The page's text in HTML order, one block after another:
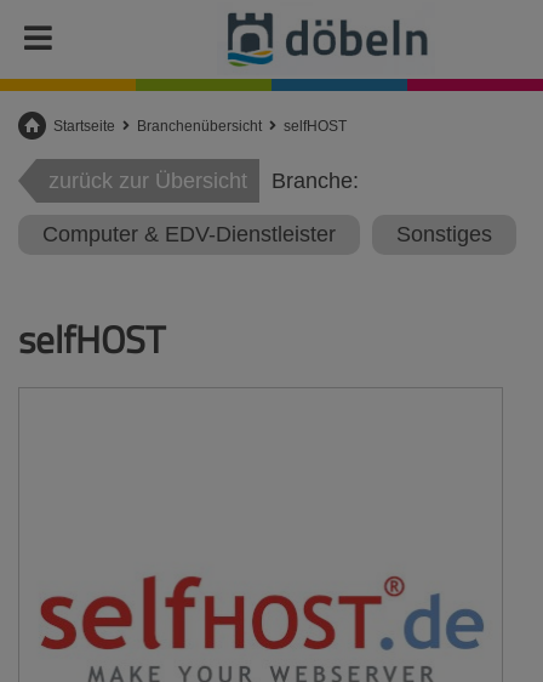
Startseite Branchenübersicht selfHOST
zurück zur Übersicht Branche:
Computer & EDV-Dienstleister Sonstiges
selfHOST